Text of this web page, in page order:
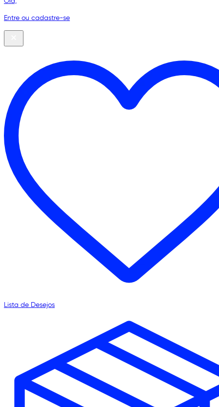
Entre ou cadastre-se
Lista de Desejos